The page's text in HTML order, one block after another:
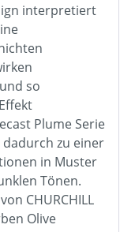
interpretiert
so
Plume Serie
zu einer
in Muster
Tönen.
CHURCHILL
Olive